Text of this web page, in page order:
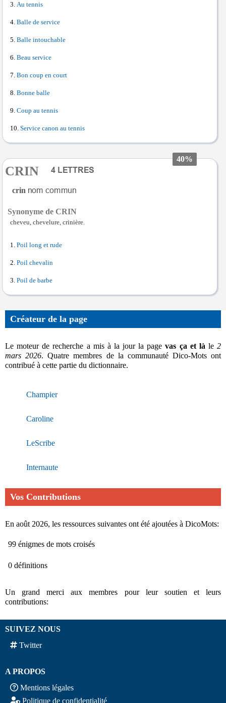
Au tennis
Balle de service
Balle intouchable
Beau service
Bon coup en court
Bonne balle
Coup au tennis
Service canon au tennis
40%
CRIN
crin
Synonyme de CRIN
cheveu, chevelure, crinière.
Poil long et rude
Poil chevalin
Poil de barbe
Créateur de la page
Le moteur de recherche a mis à la jour la pagevas ça et là le 2
mars 2026. Quatre membres de la communauté Dico-Mots ont
contribué à cette partie du dictionnaire.
Champier
Caroline
LeScribe
Internaute
Vos Contributions
En août 2026, les ressources suivantes ont été ajoutées à DicoMots:
99 énigmes de mots croisés
0 définitions
Un grand merci aux membres pour leur soutien et leurs
contributions:
SUIVEZ NOUS
Twitter
A PROPOS
Mentions légales
Politique de confidentialité